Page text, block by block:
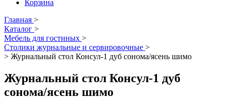
Корзина
Главная >
Каталог >
Мебель для гостиных >
Столики журнальные и сервировочные >
> Журнальный стол Консул-1 дуб сонома/ясень шимо
Журнальный стол Консул-1 дуб
сонома/ясень шимо